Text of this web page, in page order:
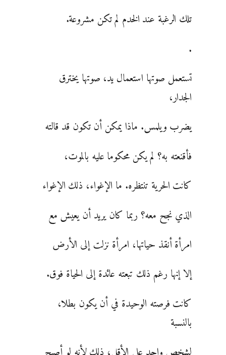
تلك الرغبة عند الخدم لم تكن مشروعة.
.
تستعمل صوتها استعمال يد، صوتها يخترق
الجدار،
يضرب ويلمس. ماذا يمكن أن تكون قد قالته
فأقنعته به؟ لم يكن محكوما عليه بالموت،
كانت الحرية تنتظره. ما الإغواء، ذلك الإغواء
الذي نجح معه؟ ربما كان يريد أن يعيش مع
امرأة أنقذ حياتها، امرأة نزلت إلى الأرض
إلا إنها رغم ذلك تبعته عائدة إلى الحياة فوق.
كانت فرصته الوحيدة في أن يكون بطلا،
بالنسبة